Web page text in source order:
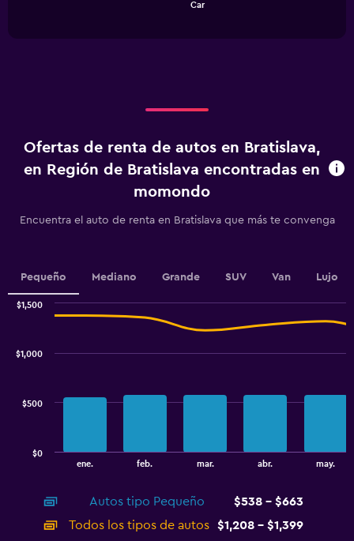
The
chart
axis
Range:
0
to
Car
Ofertas de renta de autos en Bratislava,
en Región de Bratislava encontradas en
momondo
Encuentra el auto de renta en Bratislava que más te convenga
Pequeño Mediano Grande SUV Van Lujo
Combination
displaying
categories.
Range:
ene. feb. mar. abr. may.
$0
$500
$1,000
$1,500
Autos tipo Pequeño
$538 - $663
Todos los tipos de autos
$1,208 - $1,399